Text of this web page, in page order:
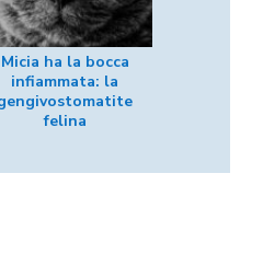
Micia ha la bocca
infiammata: la
felina